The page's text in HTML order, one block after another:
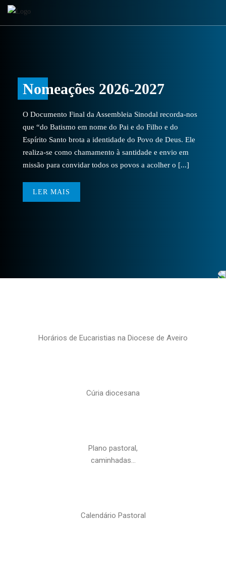
Nomeações 2026-2027
O Documento Final da Assembleia Sinodal recorda-nos
que “do Batismo em nome do Pai e do Filho e do
Espírito Santo brota a identidade do Povo de Deus. Ele
realiza-se como chamamento à santidade e envio em
missão para convidar todos os povos a acolher o [...]
LER MAIS
Horários de Eucaristias na Diocese de Aveiro
Cúria diocesana
Plano pastoral,
caminhadas…
Calendário Pastoral